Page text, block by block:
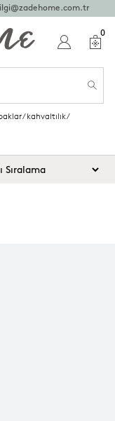
0
/kahvaltılık/